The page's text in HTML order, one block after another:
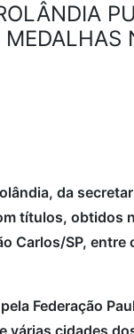
da
títulos, obtidos
Carlos/SP, entre
Federação